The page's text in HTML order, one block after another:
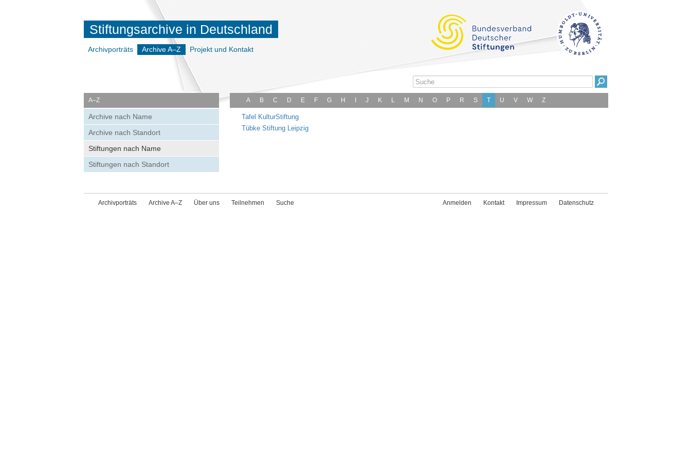
Stiftungsarchive in Deutschland
Archivporträts Archive A–Z Projekt und Kontakt
A–Z
Archive nach Name
Archive nach Standort
Stiftungen nach Name
Stiftungen nach Standort
A B C D E F G H J K L M N O P R S T U V W Z
Tafel KulturStiftung
Tübke Stiftung Leipzig
Archivporträts Archive A–Z Über uns Teilnehmen Suche Anmelden Kontakt Impressum Datenschutz